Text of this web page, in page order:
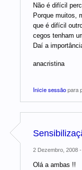
Não é difícil
Porque muitos,
que é difícil
cegos tenham
Daí a
anacristina
Inicie sessãopara
2 Dezembro, 2008
Olá a ambas !!